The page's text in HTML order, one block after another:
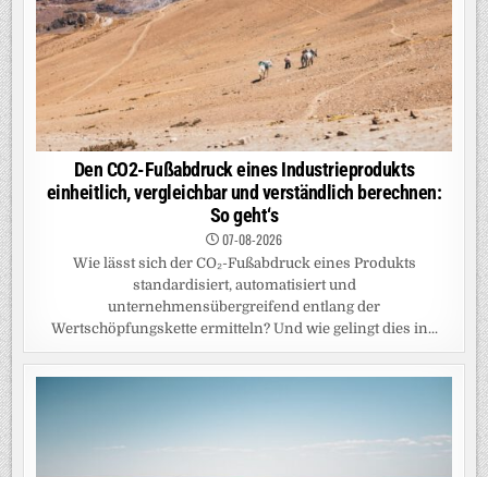
Den CO2-Fußabdruck eines Industrieprodukts
einheitlich, vergleichbar und verständlich berechnen:
So geht‘s
07-08-2026
Wie lässt sich der CO₂-Fußabdruck eines Produkts
standardisiert, automatisiert und
unternehmensübergreifend entlang der
Wertschöpfungskette ermitteln? Und wie gelingt dies in...